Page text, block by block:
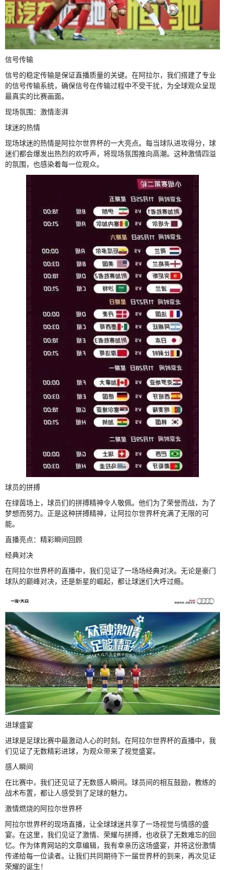
信号传输
信号的稳定传输是保证直播质量的关键。在阿拉尔，我们搭建了专业
的信号传输系统，确保信号在传输过程中不受干扰，为全球观众呈现
最真实的比赛画面。
现场氛围：激情澎湃
球迷的热情
现场球迷的热情是阿拉尔世界杯的一大亮点。每当球队进攻得分，球
迷们都会爆发出热烈的欢呼声，将现场氛围推向高潮。这种激情四溢
的氛围，也感染着每一位观众。
球员的拼搏
在绿茵场上，球员们的拼搏精神令人敬佩。他们为了荣誉而战，为了
梦想而努力。正是这种拼搏精神，让阿拉尔世界杯充满了无限的可
能。
直播亮点：精彩瞬间回顾
经典对决
在阿拉尔世界杯的直播中，我们见证了一场场经典对决。无论是豪门
球队的巅峰对决，还是新星的崛起，都让球迷们大呼过瘾。
进球盛宴
进球是足球比赛中最激动人心的时刻。在阿拉尔世界杯的直播中，我
们见证了无数精彩进球，为观众带来了视觉盛宴。
感人瞬间
在比赛中，我们还见证了无数感人瞬间。球员间的相互鼓励，教练的
战术布置，都让人感受到了足球的魅力。
激情燃烧的阿拉尔世界杯
阿拉尔世界杯的现场直播，让全球球迷共享了一场视觉与情感的盛
宴。在这里，我们见证了激情、荣耀与拼搏，也收获了无数难忘的回
忆。作为体育网站的文章编辑，我有幸亲历这场盛宴，并将这份激情
传递给每一位读者。让我们共同期待下一届世界杯的到来，再次见证
荣耀的诞生！